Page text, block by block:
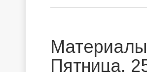
Пятница,